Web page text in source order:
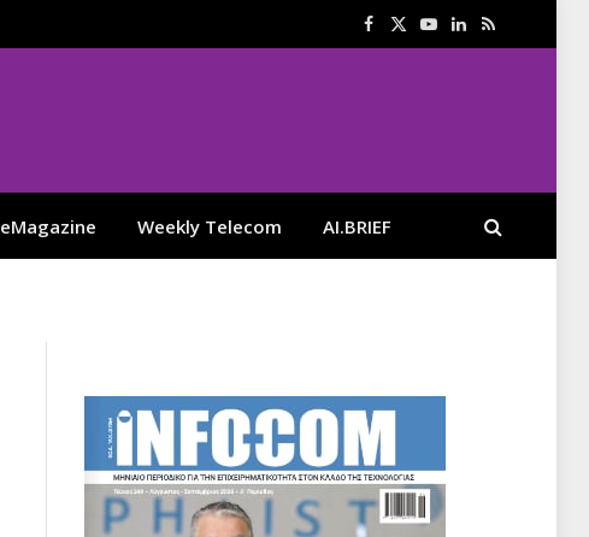
Facebook
X
YouTube
LinkedIn
RSS
eMagazine Weekly Telecom AI.BRIEF